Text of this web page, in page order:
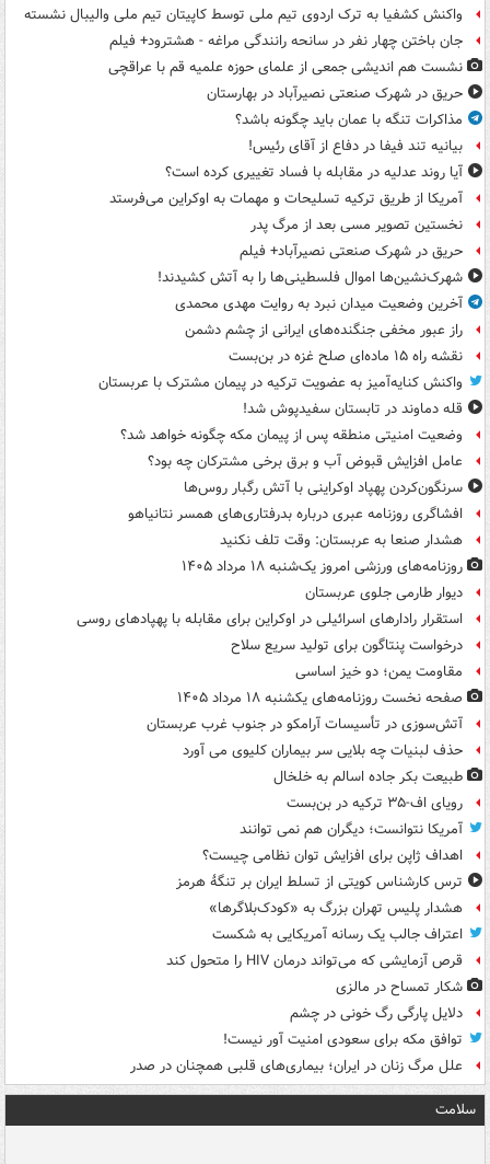
واکنش کشفیا به ترک اردوی تیم ملی توسط کاپیتان تیم ملی والیبال نشسته
جان باختن چهار نفر در سانحه رانندگی مراغه - هشترود+ فیلم
نشست هم اندیشی جمعی از علمای حوزه علمیه قم با عراقچی
حریق در شهرک صنعتی نصیرآباد در بهارستان
مذاکرات تنگه با عمان باید چگونه باشد؟
بیانیه تند فیفا در دفاع از آقای رئیس!
آیا روند عدلیه در مقابله با فساد تغییری کرده است؟
آمریکا از طریق ترکیه تسلیحات و مهمات به اوکراین می‌فرستد
نخستین تصویر مسی بعد از مرگ پدر
حریق در شهرک صنعتی نصیرآباد+ فیلم
شهرک‌نشین‌ها اموال فلسطینی‌ها را به آتش کشیدند!
آخرین وضعیت میدان نبرد به روایت مهدی محمدی
راز عبور مخفی جنگنده‌های ایرانی از چشم دشمن
نقشه راه ۱۵ ماده‌ای صلح غزه در بن‌بست
واکنش کنایه‌آمیز به عضویت ترکیه در پیمان مشترک با عربستان
قله دماوند در تابستان سفیدپوش شد!
وضعیت امنیتی منطقه پس از پیمان مکه چگونه خواهد شد؟
عامل افزایش قبوض آب و برق برخی مشترکان چه بود؟
سرنگون‌کردن پهپاد اوکراینی با آتش رگبار روس‌ها
افشاگری روزنامه عبری درباره بدرفتاری‌های همسر نتانیاهو
هشدار صنعا به عربستان: وقت تلف نکنید
روزنامه‌های ورزشی امروز یک‌شنبه ۱۸ مرداد ۱۴۰۵
دیوار طارمی جلوی عربستان
استقرار رادارهای اسرائیلی در اوکراین برای مقابله با پهپادهای روسی
درخواست پنتاگون برای تولید سریع سلاح
مقاومت یمن؛ دو خیز اساسی
صفحه نخست روزنامه‌های یکشنبه ۱۸ مرداد ۱۴۰۵
آتش‌سوزی در تأسیسات آرامکو در جنوب غرب عربستان
حذف لبنیات چه بلایی سر بیماران کلیوی می آورد
طبیعت بکر جاده اسالم به خلخال
رویای اف-۳۵ ترکیه در بن‌بست
آمریکا نتوانست؛ دیگران هم نمی توانند
اهداف ژاپن برای افزایش توان نظامی چیست؟
ترس کارشناس کویتی از تسلط ایران بر تنگۀ هرمز
هشدار پلیس تهران بزرگ به «کودک‌بلاگرها»
اعتراف جالب یک رسانه آمریکایی به شکست
قرص آزمایشی که می‌تواند درمان HIV را متحول کند
شکار تمساح در مالزی
دلایل پارگی رگ خونی در چشم
توافق مکه برای سعودی امنیت آور نیست!
علل مرگ زنان در ایران؛ بیماری‌های قلبی همچنان در صدر
سلامت